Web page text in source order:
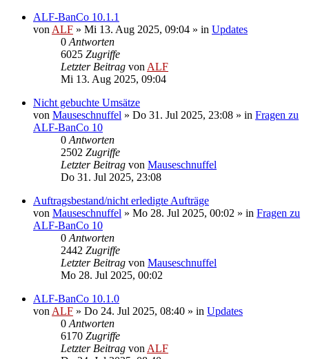
ALF-BanCo 10.1.1
von ALF » Mi 13. Aug 2025, 09:04 » in Updates
0 Antworten
6025 Zugriffe
Letzter Beitrag von ALF
Mi 13. Aug 2025, 09:04
Nicht gebuchte Umsätze
von Mauseschnuffel » Do 31. Jul 2025, 23:08 » in Fragen zu
ALF-BanCo 10
0 Antworten
2502 Zugriffe
Letzter Beitrag von Mauseschnuffel
Do 31. Jul 2025, 23:08
Auftragsbestand/nicht erledigte Aufträge
von Mauseschnuffel » Mo 28. Jul 2025, 00:02 » in Fragen zu
ALF-BanCo 10
0 Antworten
2442 Zugriffe
Letzter Beitrag von Mauseschnuffel
Mo 28. Jul 2025, 00:02
ALF-BanCo 10.1.0
von ALF » Do 24. Jul 2025, 08:40 » in Updates
0 Antworten
6170 Zugriffe
Letzter Beitrag von ALF